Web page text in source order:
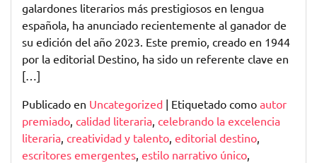
galardones literarios más prestigiosos en lengua
española, ha anunciado recientemente al ganador de
su edición del año 2023. Este premio, creado en 1944
por la editorial Destino, ha sido un referente clave en
[…]
Publicado en Uncategorized | Etiquetado como autor
premiado, calidad literaria, celebrando la excelencia
literaria, creatividad y talento, editorial destino,
escritores emergentes, estilo narrativo único,